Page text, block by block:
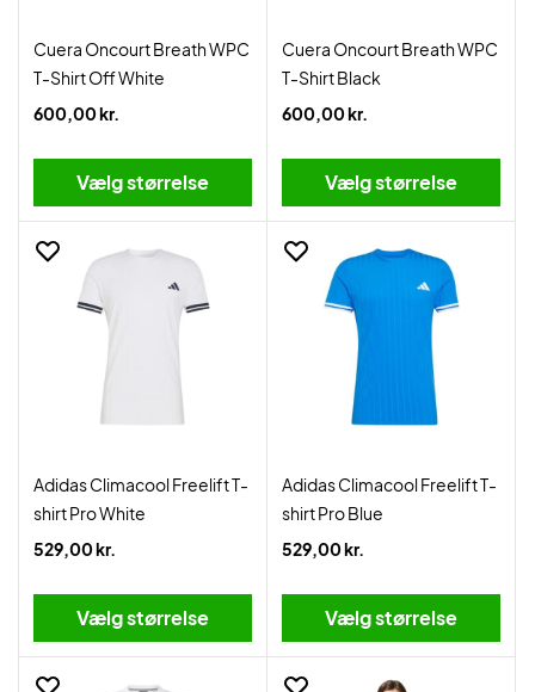
Cuera Oncourt Breath WPC
T-Shirt Off White
600,00 kr.
Vælg størrelse
Cuera Oncourt Breath WPC
T-Shirt Black
600,00 kr.
Vælg størrelse
Adidas Climacool Freelift T-
shirt Pro White
529,00 kr.
Vælg størrelse
Adidas Climacool Freelift T-
shirt Pro Blue
529,00 kr.
Vælg størrelse